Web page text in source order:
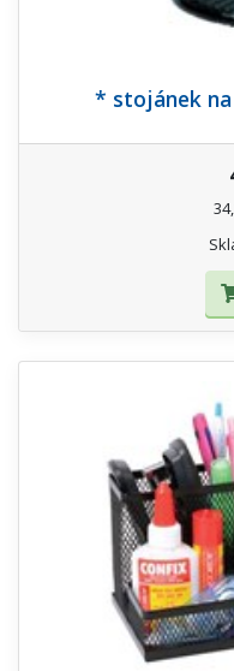
* stojánek